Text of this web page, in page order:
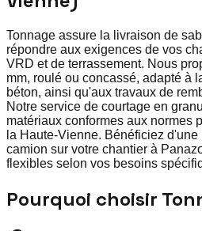
Tonnage assure la livraison de
répondre aux exigences de vos
VRD et de terrassement. Nous
mm, roulé ou concassé, adapté à
béton, ainsi qu'aux travaux de
Notre service de courtage en
matériaux conformes aux normes
la Haute-Vienne. Bénéficiez
camion sur votre chantier à
flexibles selon vos besoins
Pourquoi choisir